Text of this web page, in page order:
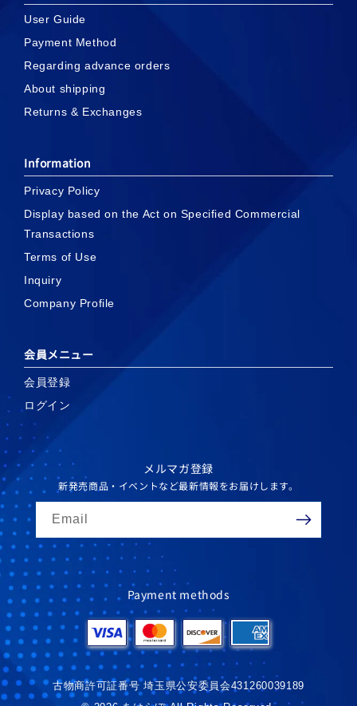
User Guide
Payment Method
Regarding advance orders
About shipping
Returns & Exchanges
Information
Privacy Policy
Display based on the Act on Specified Commercial
Transactions
Terms of Use
Inquiry
Company Profile
会員メニュー
会員登録
ログイン
メルマガ登録
新発売商品・イベントなど最新情報をお届けします。
Email
Payment methods
古物商許可証番号 埼玉県公安委員会431260039189